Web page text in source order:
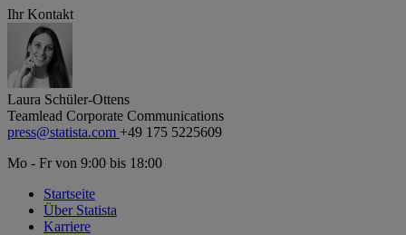
Ihr Kontakt
Laura Schüler-Ottens
Teamlead Corporate Communications
press@statista.com +49 175 5225609
Mo - Fr von 9:00 bis 18:00
Startseite
Über Statista
Karriere